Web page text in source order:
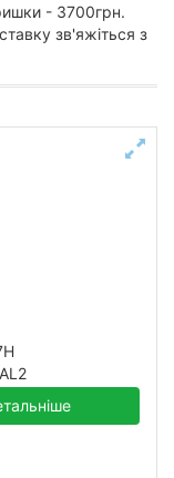
- 3700грн.
зв'яжіться з